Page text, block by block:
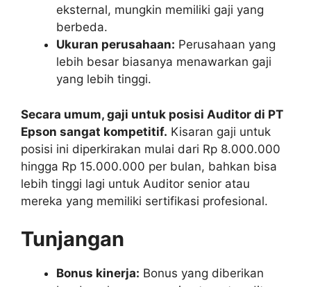
eksternal, mungkin memiliki gaji yang
berbeda.
Ukuran perusahaan: Perusahaan yang
lebih besar biasanya menawarkan gaji
yang lebih tinggi.
Secara umum, gaji untuk posisi Auditor di PT
Epson sangat kompetitif. Kisaran gaji untuk
posisi ini diperkirakan mulai dari Rp 8.000.000
hingga Rp 15.000.000 per bulan, bahkan bisa
lebih tinggi lagi untuk Auditor senior atau
mereka yang memiliki sertifikasi profesional.
Tunjangan
Bonus kinerja: Bonus yang diberikan